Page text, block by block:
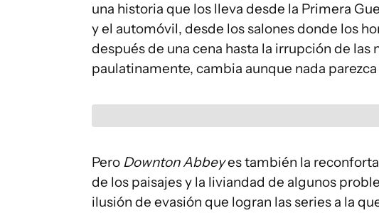
una historia que los lleva desde la Primera
y el automóvil, desde los salones donde los
después de una cena hasta la irrupción de las
paulatinamente, cambia aunque nada
Pero Downton Abbeyes también la
de los paisajes y la liviandad de algunos
ilusión de evasión que logran las series a la